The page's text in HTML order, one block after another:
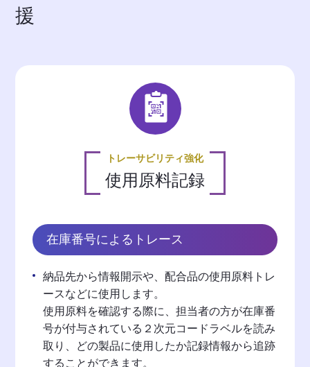
援
トレーサビリティ強化
使用原料記録
在庫番号によるトレース
納品先から情報開示や、配合品の使用原料トレ
ースなどに使用します。
使用原料を確認する際に、担当者の方が在庫番
号が付与されている２次元コードラベルを読み
取り、どの製品に使用したか記録情報から追跡
することができます。